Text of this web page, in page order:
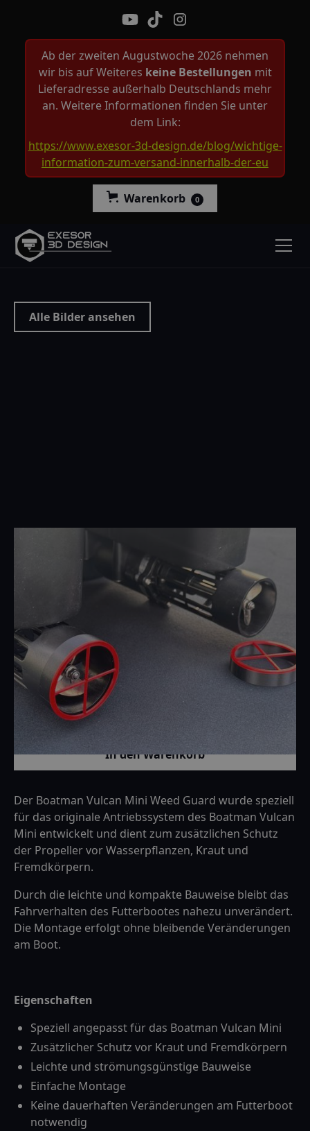
Ab der zweiten Augustwoche 2026 nehmen
wir bis auf Weiteres keine Bestellungen mit
Lieferadresse außerhalb Deutschlands mehr
an. Weitere Informationen finden Sie unter
dem Link:
https://www.exesor-3d-design.de/blog/wichtige-
information-zum-versand-innerhalb-der-eu
Warenkorb 0
Alle Bilder ansehen
Boatman Vulcan Mini Weed
Der Boatman Vulcan Mini Weed Guard wurde speziell
für das originale Antriebssystem des Boatman Vulcan
Mini entwickelt und dient zum zusätzlichen Schutz
der Propeller vor Wasserpflanzen, Kraut und
Fremdkörpern.
Durch die leichte und kompakte Bauweise bleibt das
Fahrverhalten des Futterbootes nahezu unverändert.
Die Montage erfolgt ohne bleibende Veränderungen
am Boot.
Eigenschaften
Speziell angepasst für das Boatman Vulcan Mini
Zusätzlicher Schutz vor Kraut und Fremdkörpern
Leichte und strömungsgünstige Bauweise
Einfache Montage
Keine dauerhaften Veränderungen am Futterboot
notwendig
€ 3.81 EUR
Farbe
Stück